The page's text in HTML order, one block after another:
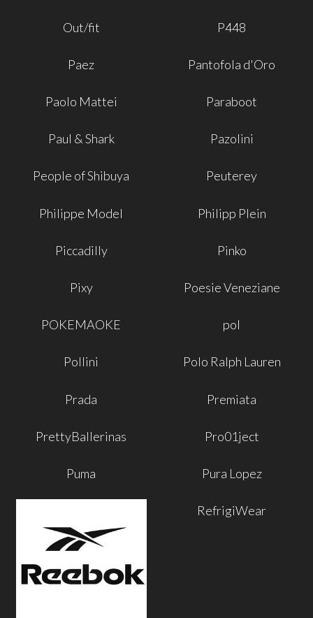
Out/fit P448
Paez Pantofola d'Oro
Paolo Mattei Paraboot
Paul & Shark Pazolini
People of Shibuya Peuterey
Philippe Model Philipp Plein
Piccadilly Pinko
Pixy Poesie Veneziane
POKEMAOKE pol
Pollini Polo Ralph Lauren
Prada Premiata
PrettyBallerinas Pro01ject
Puma Pura Lopez
RefrigiWear